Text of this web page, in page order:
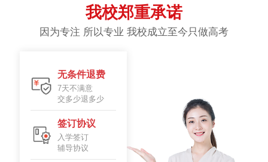
我校郑重承诺
因为专注 所以专业 我校成立至今只做高考
无条件退费
7天不满意
交多少退多少
签订协议
入学签订
辅导协议